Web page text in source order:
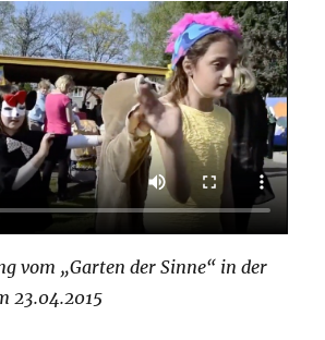
vom „Garten der Sinne“ in der
23.04.2015